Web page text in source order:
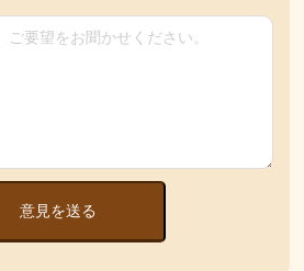
意見を送る